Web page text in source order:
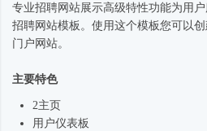
专业招聘网站展示高级特性功能为用
招聘网站模板 。使用这个模板您可以
门户网站。
主要特色
2主页
用户仪表板